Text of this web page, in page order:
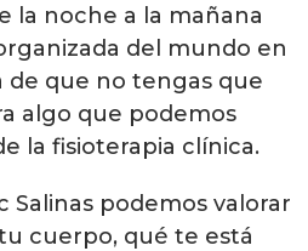
la noche a la mañana
del mundo en
de que no tengas que
algo que podemos
la fisioterapia clínica.
Salinas podemos valorar
cuerpo, qué te está